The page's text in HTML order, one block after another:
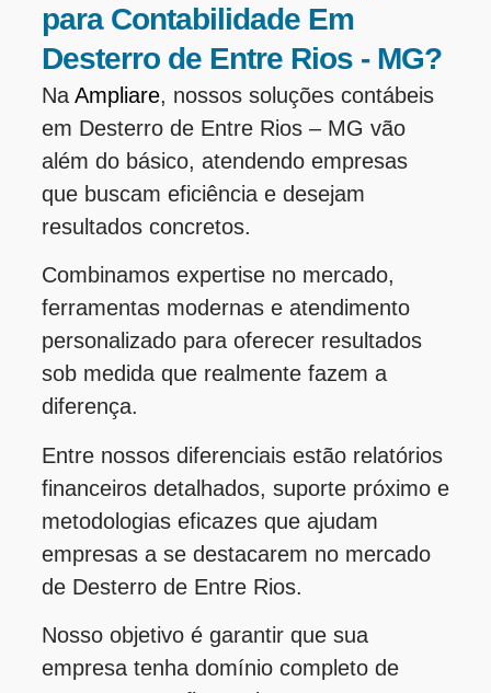
para Contabilidade Em
Desterro de Entre Rios - MG?
Na Ampliare, nossos soluções contábeis
em Desterro de Entre Rios – MG vão
além do básico, atendendo empresas
que buscam eficiência e desejam
resultados concretos.
Combinamos expertise no mercado,
ferramentas modernas e atendimento
personalizado para oferecer resultados
sob medida que realmente fazem a
diferença.
Entre nossos diferenciais estão relatórios
financeiros detalhados, suporte próximo e
metodologias eficazes que ajudam
empresas a se destacarem no mercado
de Desterro de Entre Rios.
Nosso objetivo é garantir que sua
empresa tenha domínio completo de